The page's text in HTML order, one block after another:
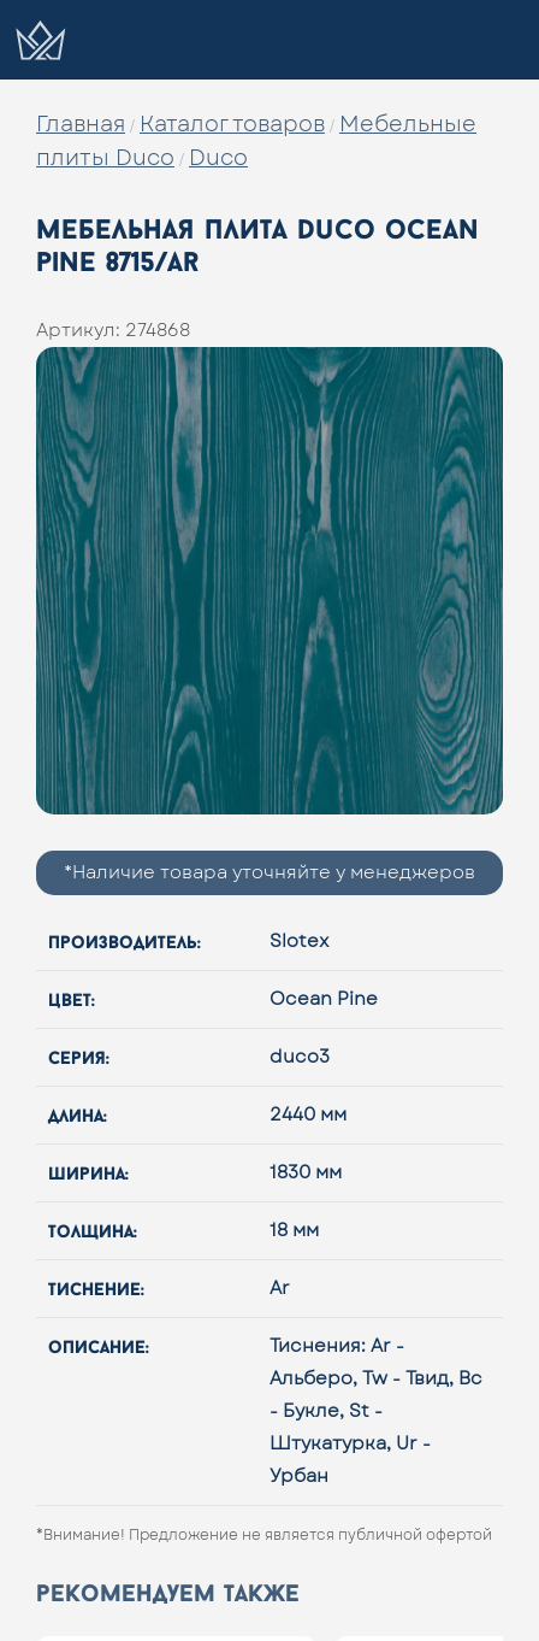
Главная / Каталог товаров / Мебельные
плиты Duco / Duco
мебельная плита duco ocean
pine 8715/ar
Артикул: 274868
*Наличие товара уточняйте у менеджеров
производитель: Slotex
цвет: Ocean Pine
серия: duco3
длина: 2440 мм
ширина: 1830 мм
толщина: 18 мм
тиcнение: Ar
описание:
Тиснения: Ar -
Альберо, Tw - Твид, Bc
- Букле, St -
Штукатурка, Ur -
Урбан
*Внимание! Предложение не является публичной офертой
рекомендуем также